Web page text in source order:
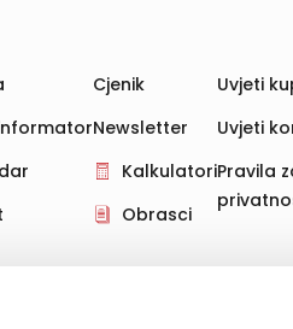
Cjenik
Newsletter
Kalkulatori
Obrasci
Uvjeti
Uvjeti
Pravila